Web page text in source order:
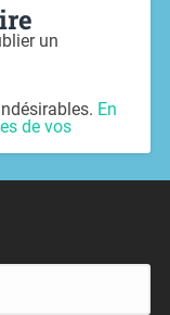
un
En
de vos